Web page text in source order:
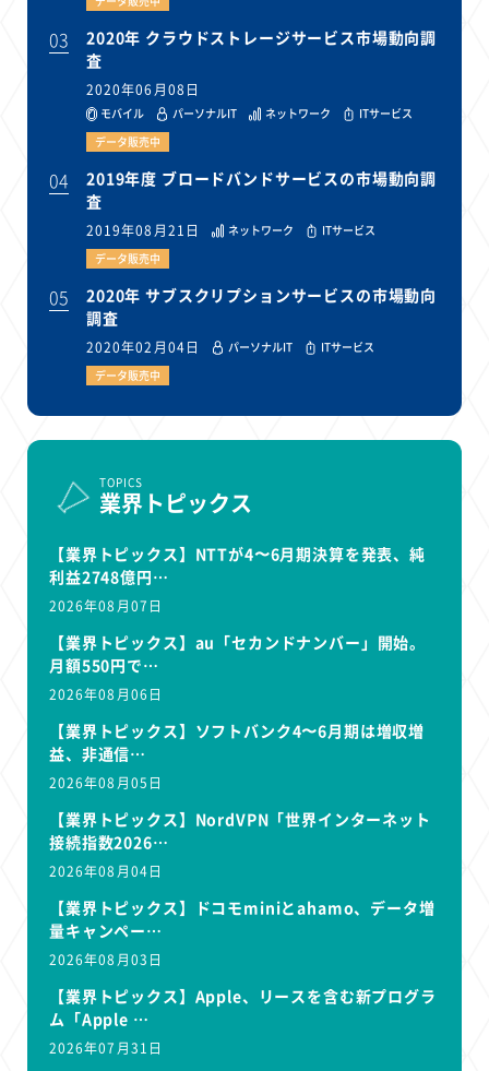
03
2020年 クラウドストレージサービス市場動向調
査
2020年06月08日
モバイル パーソナルIT ネットワーク
ITサービス
データ販売中
04
2019年度 ブロードバンドサービスの市場動向調
査
2019年08月21日 ネットワーク
ITサービス
データ販売中
05
2020年 サブスクリプションサービスの市場動向
調査
2020年02月04日 パーソナルIT
ITサービス
データ販売中
TOPICS
業界トピックス
【業界トピックス】NTTが4〜6月期決算を発表、純
利益2748億円…
2026年08月07日
【業界トピックス】au「セカンドナンバー」開始。
月額550円で…
2026年08月06日
【業界トピックス】ソフトバンク4〜6月期は増収増
益、非通信…
2026年08月05日
【業界トピックス】NordVPN「世界インターネット
接続指数2026…
2026年08月04日
【業界トピックス】ドコモminiとahamo、データ増
量キャンペー…
2026年08月03日
【業界トピックス】Apple、リースを含む新プログラ
ム「Apple …
2026年07月31日